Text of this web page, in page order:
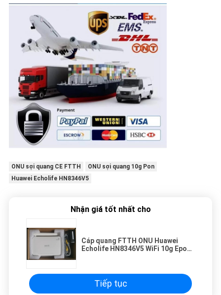
ONU sợi quang CE FTTH
ONU sợi quang 10g Pon
Huawei Echolife HN8346V5
Nhận giá tốt nhất cho
Cáp quang FTTH ONU Huawei
Echolife HN8346V5 WiFi 10g Epon
Tiếp tục